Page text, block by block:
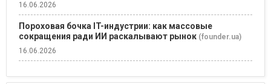
16.06.2026
Пороховая бочка IT-индустрии: как массовые
сокращения ради ИИ раскалывают рынок (founder.ua)
16.06.2026